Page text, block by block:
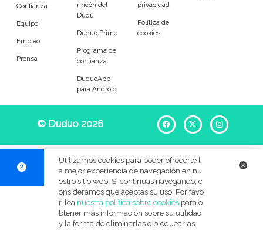
Tipo de atención
Empleada del hogar
Limpieza de oficina
Limpieza de platos Limpieza general
Lavado de ropa Planchado
Limpieza exterior Jardinería
Confianza
Equipo
Empleo
Prensa
rincón del
Dudú
Duduo Prime
Programa de
confianza
DuduoApp
para Android
privacidad
Política de
cookies
© Duduo 2026 Facebook
X
Utilizamos cookies para poder ofrecerte l
a mejor experiencia de navegación en nu
estro sitio web. Si continuas navegando, c
onsideramos que aceptas su uso. Por favo
r, lea nuestra política sobre cookiespara o
btener más información sobre su utilidad
y la forma de eliminarlas o bloquearlas.